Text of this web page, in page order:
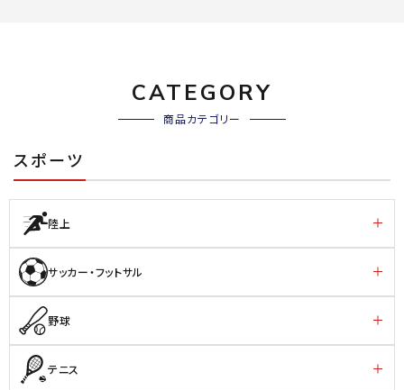
CATEGORY
商品カテゴリー
スポーツ
陸上
サッカー・フットサル
野球
テニス